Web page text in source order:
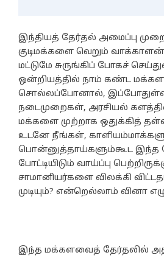
இந்தியத் தேர்தல் அமைப்பு
குடிமக்களை வெறும்
மட்டுமே சுருங்கிப் போகச்
ஒன்றியத்தில் நாம் கண்ட
சொல்லப்போனால்,
நடைமுறைகள், அரசியல்
மக்களை முற்றாக ஒதுக்கித்
உடனே நீங்கள்,
பொன்னுத்தாய்களும்கூட இந்த
போட்டியிடும் வாய்ப்பு
சாமானியர்களை விலக்கி
முடியும்? என்றெல்லாம் வினா
இந்த மக்களவைத் தேர்தலில்